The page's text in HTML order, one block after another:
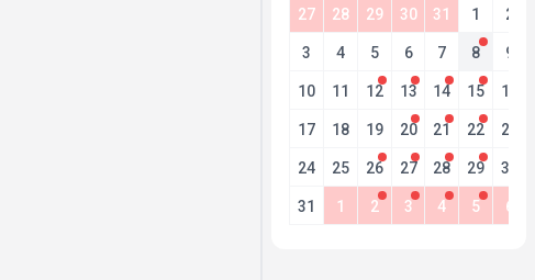
27 28 29 30 31 1 2
3 4 5 6 7 8 9
10 11 12 13 14 15 16
17 18 19 20 21 22 23
24 25 26 27 28 29 30
31 1 2 3 4 5 6